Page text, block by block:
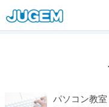
パソコン教室